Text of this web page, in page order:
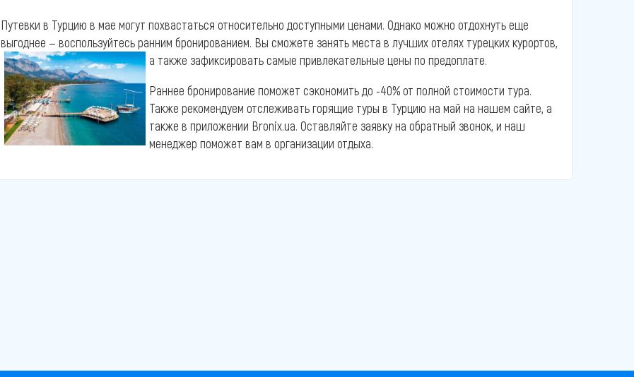
Путевки в Турцию в мае могут похвастаться относительно доступными ценами. Однако можно отдохнуть еще
выгоднее — воспользуйтесь ранним бронированием. Вы сможете занять места в лучших отелях турецких курортов,
а также зафиксировать самые привлекательные цены по предоплате.
Раннее бронирование поможет сэкономить до -40% от полной стоимости тура.
Также рекомендуем отслеживать горящие туры в Турцию на май на нашем сайте, а
также в приложении Bronix.ua. Оставляйте заявку на обратный звонок, и наш
менеджер поможет вам в организации отдыха.